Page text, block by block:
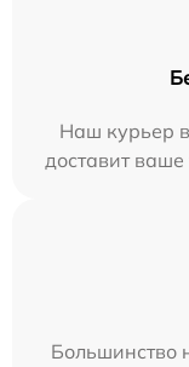
Наш курьер
доставит ваше
Большинство